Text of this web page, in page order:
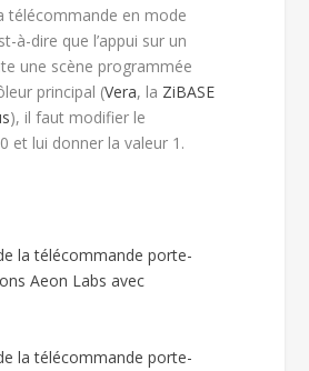
télécommande en mode
à-dire que l’appui sur un
une scène programmée
principal (Vera, la ZiBASE
), il faut modifier le
et lui donner la valeur 1.
la télécommande porte-
Aeon Labs avec
la télécommande porte-